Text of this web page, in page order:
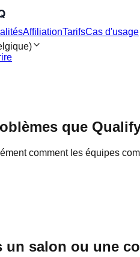
AffiliationTarifsCas d'usage
que
comment les équipes
un salon ou une